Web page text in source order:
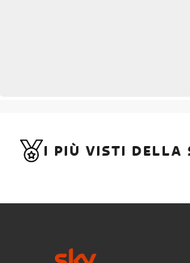
I PIÙ VISTI DELLA